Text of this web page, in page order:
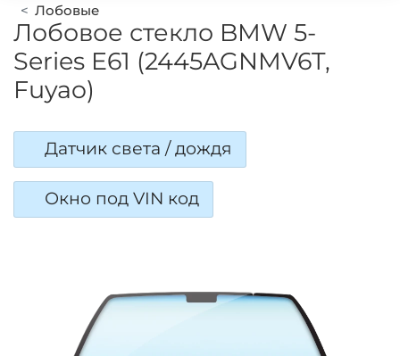
Лобовые
Лобовое стекло BMW 5-
Series E61 (2445AGNMV6T,
Fuyao)
Датчик света / дождя
Окно под VIN код